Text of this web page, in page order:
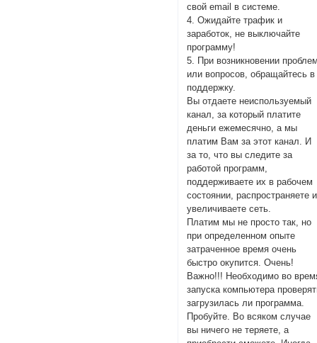
свой email в системе.
4. Ожидайте трафик и
заработок, не выключайте
программу!
5. При возникновении
или вопросов, обращайтесь в
поддержку.
Вы отдаете неиспользуемый
канал, за который платите
деньги ежемесячно, а мы
платим Вам за этот канал. И
за то, что вы следите за
работой программ,
поддерживаете их в рабочем
состоянии, распространяете и
увеличиваете сеть.
Платим мы не просто так, но
при определенном опыте
затраченное время очень
быстро окупится. Очень!
Важно!!! Необходимо во
запуска компьютера
загрузилась ли программа.
Пробуйте. Во всяком случае
вы ничего не теряете, а